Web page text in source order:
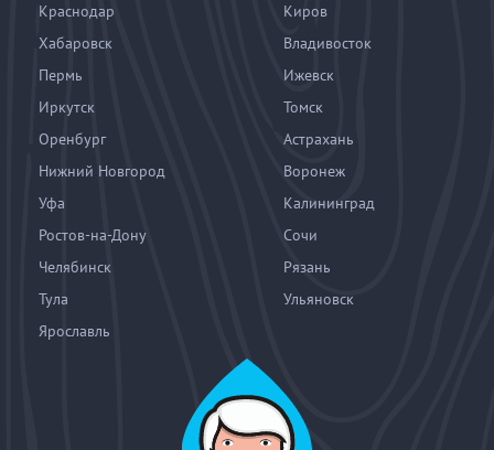
Краснодар
Киров
Хабаровск
Владивосток
Пермь
Ижевск
Иркутск
Томск
Оренбург
Астрахань
Нижний Новгород
Воронеж
Уфа
Калининград
Ростов-на-Дону
Сочи
Челябинск
Рязань
Тула
Ульяновск
Ярославль